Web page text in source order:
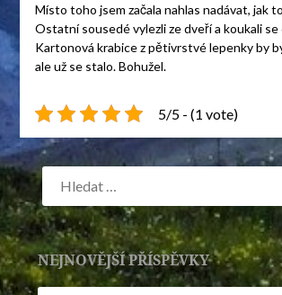
Místo toho jsem začala nahlas nadávat, jak
Ostatní sousedé vylezli ze dveří a koukali se
Kartonová krabice z pětivrstvé lepenky by
ale už se stalo. Bohužel.
5/5 - (1 vote)
NEJNOVĚJŠÍ PŘÍSPĚVKY